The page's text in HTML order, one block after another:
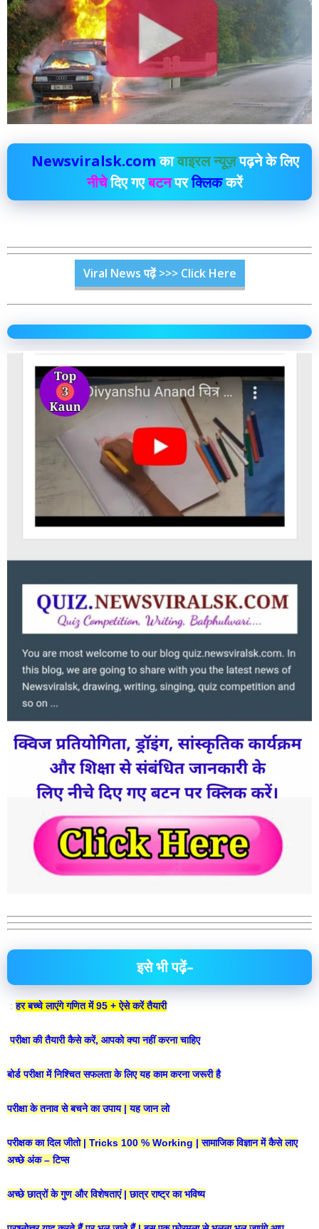
Newsviralsk.comकावाइरल न्यूज़पढ़ने के लिए
नीचेदिए गएबटनपरक्लिककरें
Viral News पढ़ें >>> Click Here
इसे भी पढ़ें–
:हर बच्चे लाएंगे गणित में 95 + ऐसे करें तैयारी
परीक्षा की तैयारी कैसे करें, आपको क्या नहीं करना चाहिए
बोर्ड परीक्षा में निश्चित सफलता के लिए यह काम करना जरूरी है
परीक्षा के तनाव से बचने का उपाय | यह जान लो
परीक्षक का दिल जीतो | Tricks 100 % Working | सामाजिक विज्ञान में कैसे लाए
अच्छे अंक – टिप्स
अच्छे छात्रों के गुण और विशेषताएं | छात्र राष्ट्र का भविष्य